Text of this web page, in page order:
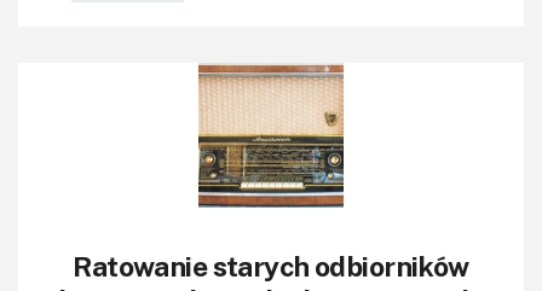
Ratowanie starych odbiorników